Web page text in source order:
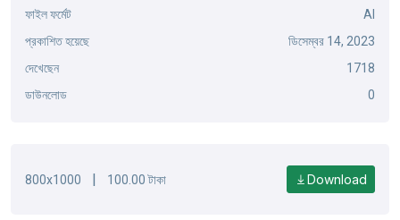
ফাইল ফর্মেট
AI
প্রকাশিত হয়েছে
ডিসেম্বর 14, 2023
দেখেছেন
1718
ডাউনলোড
0
800x1000 | 100.00 টাকা Download